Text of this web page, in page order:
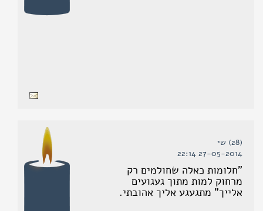
(28) שי
27-05-2014 22:14
"חלומות כאלה שחולמים רק
מרחוק למות מתוך געגועים
אלייך" מתגעגע אליך אהובתי.